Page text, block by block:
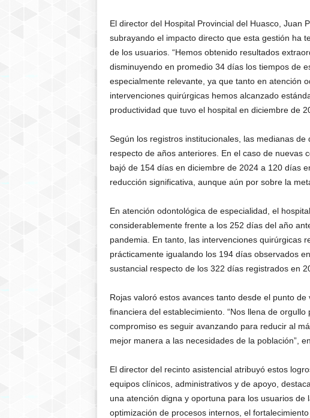
El director del Hospital Provincial del Huasco, Juan
subrayando el impacto directo que esta gestión ha
de los usuarios. “Hemos obtenido resultados
disminuyendo en promedio 34 días los tiempos de
especialmente relevante, ya que tanto en atención
intervenciones quirúrgicas hemos alcanzado
productividad que tuvo el hospital en diciembre de
Según los registros institucionales, las medianas
respecto de años anteriores. En el caso de nuevas
bajó de 154 días en diciembre de 2024 a 120 días
reducción significativa, aunque aún por sobre la
En atención odontológica de especialidad, el
considerablemente frente a los 252 días del año
pandemia. En tanto, las intervenciones quirúrgicas
prácticamente igualando los 194 días observados
sustancial respecto de los 322 días registrados en
Rojas valoró estos avances tanto desde el punto
financiera del establecimiento. “Nos llena de
compromiso es seguir avanzando para reducir al
mejor manera a las necesidades de la población”,
El director del recinto asistencial atribuyó estos
equipos clínicos, administrativos y de apoyo,
una atención digna y oportuna para los usuarios de
optimización de procesos internos, el